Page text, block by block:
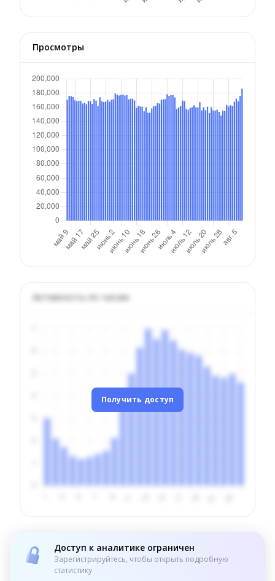
Просмотры
Активность по часам
Получить доступ
Доступ к аналитике ограничен
Зарегистрируйтесь, чтобы открыть подробную
статистику